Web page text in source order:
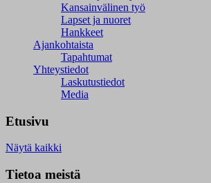
Kansainvälinen työ
Lapset ja nuoret
Hankkeet
Ajankohtaista
Tapahtumat
Yhteystiedot
Laskutustiedot
Media
Etusivu
Näytä kaikki
Tietoa meistä